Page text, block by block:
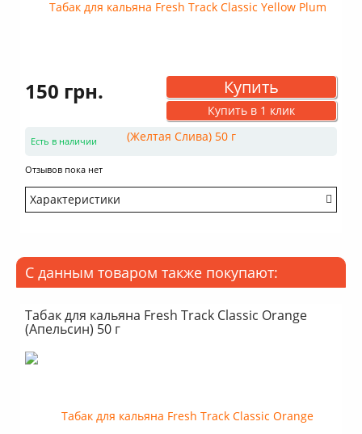
150 грн. Купить
Купить в 1 клик
Есть в наличии
Отзывов пока нет
Характеристики
Аромат: Фруктовый
Аромат: Сладкий
Дымность: Выше среднего
С данным товаром также покупают:
Табак для кальяна Fresh Track Classic Orange
(Апельсин) 50 г